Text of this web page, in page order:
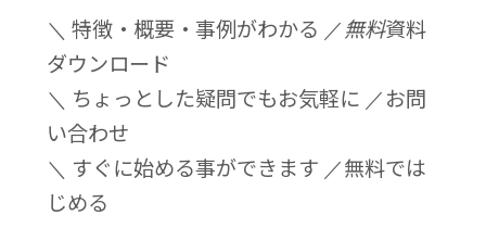
＼ 特徴・概要・事例がわかる ／無料資料
ダウンロード
＼ ちょっとした疑問でもお気軽に ／お問
い合わせ
＼ すぐに始める事ができます ／無料では
じめる